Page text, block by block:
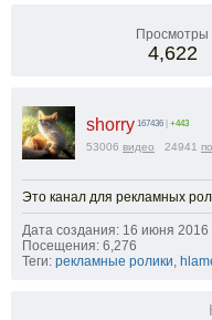
Просмотры
4,622
shorry 167436 +443
53006 видео 24941
Это канал для рекламных
Дата создания: 16 июня 2016
Посещения: 6,276
Теги: рекламные ролики,